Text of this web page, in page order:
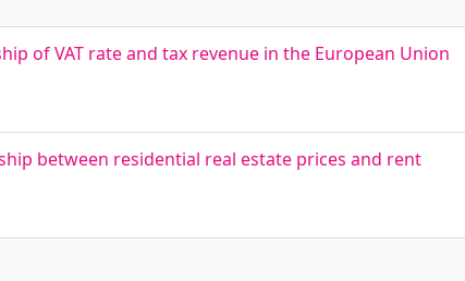
of VAT rate and tax revenue in the European Union
between residential real estate prices and rent